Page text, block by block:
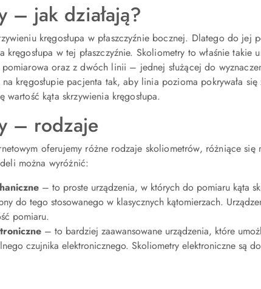
– jak działają?
kręgosłupa w płaszczyźnie bocznej. Dlatego do jej
kręgosłupa w tej płaszczyźnie. Skoliometry to właśnie
pomiarowa oraz z dwóch linii – jednej służącej do
na kręgosłupie pacjenta tak, aby linia pozioma pokrywała
wartość kąta skrzywienia kręgosłupa.
– rodzaje
oferujemy różne rodzaje skoliometrów, różniące
można wyróżnić:
– to proste urządzenia, w których do pomiaru kąta
do tego stosowanego w klasycznych kątomierzach.
pomiaru.
– to bardziej zaawansowane urządzenia, które
czujnika elektronicznego. Skoliometry elektroniczne są